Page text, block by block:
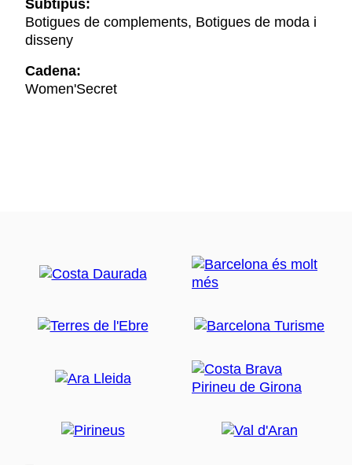
Subtipus:
Botigues de complements, Botigues de moda i
disseny
Cadena:
Women'Secret